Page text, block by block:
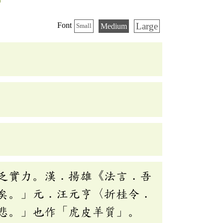
Font Small Medium Large
實力。漢．揚雄《法言．吾
」元．汪元亨〈折桂令．
」也作「虎皮羊質」。